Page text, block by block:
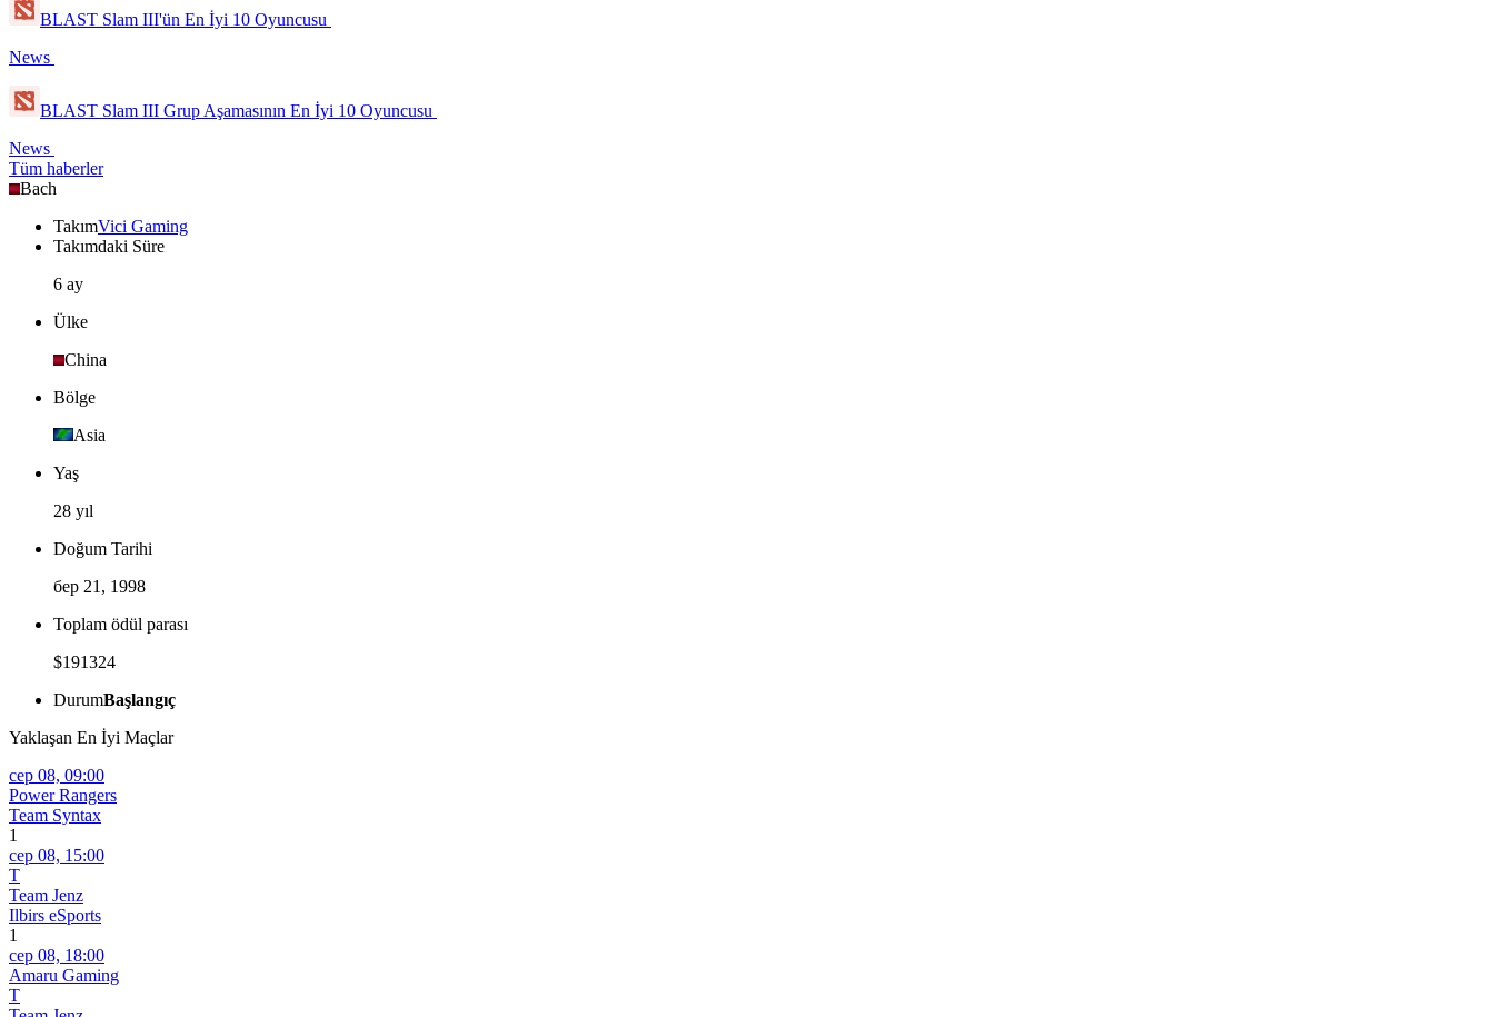
BLAST Slam III'ün En İyi 10 Oyuncusu
News
BLAST Slam III Grup Aşamasının En İyi 10 Oyuncusu
News
Tüm haberler
Bach
TakımVici Gaming
Takımdaki Süre
6 ay
Ülke
China
Bölge
Asia
Yaş
28 yıl
Doğum Tarihi
бер 21, 1998
Toplam ödül parası
$191324
DurumBaşlangıç
Yaklaşan En İyi Maçlar
сер 08, 09:00
Power Rangers
Team Syntax
1
сер 08, 15:00
T
Team Jenz
Ilbirs eSports
1
сер 08, 18:00
Amaru Gaming
T